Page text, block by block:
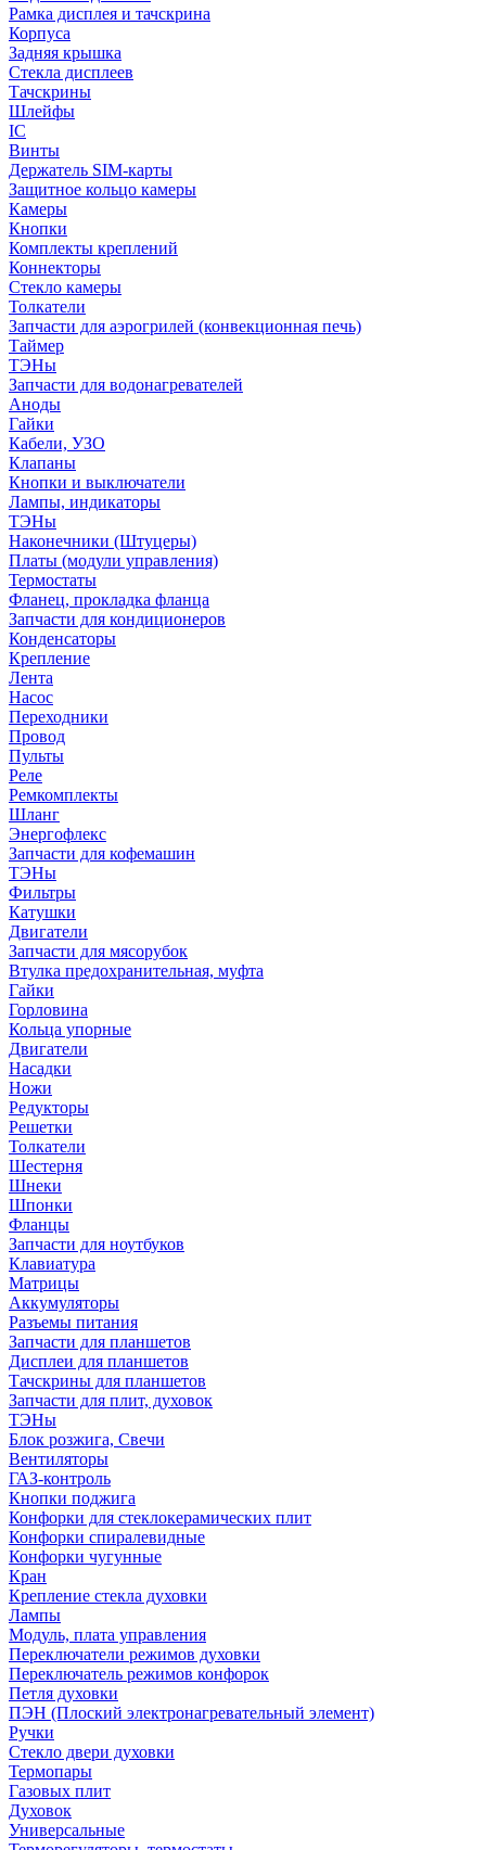
Рамка дисплея и тачскрина
Корпуса
Задняя крышка
Стекла дисплеев
Тачскрины
Шлейфы
IC
Винты
Держатель SIM-карты
Защитное кольцо камеры
Камеры
Кнопки
Комплекты креплений
Коннекторы
Стекло камеры
Толкатели
Запчасти для аэрогрилей (конвекционная печь)
Таймер
ТЭНы
Запчасти для водонагревателей
Аноды
Гайки
Кабели, УЗО
Клапаны
Кнопки и выключатели
Лампы, индикаторы
ТЭНы
Наконечники (Штуцеры)
Платы (модули управления)
Термостаты
Фланец, прокладка фланца
Запчасти для кондиционеров
Конденсаторы
Крепление
Лента
Насос
Переходники
Провод
Пульты
Реле
Ремкомплекты
Шланг
Энергофлекс
Запчасти для кофемашин
ТЭНы
Фильтры
Катушки
Двигатели
Запчасти для мясорубок
Втулка предохранительная, муфта
Гайки
Горловина
Кольца упорные
Двигатели
Насадки
Ножи
Редукторы
Решетки
Толкатели
Шестерня
Шнеки
Шпонки
Фланцы
Запчасти для ноутбуков
Клавиатура
Матрицы
Аккумуляторы
Разъемы питания
Запчасти для планшетов
Дисплеи для планшетов
Тачскрины для планшетов
Запчасти для плит, духовок
ТЭНы
Блок розжига, Свечи
Вентиляторы
ГАЗ-контроль
Кнопки поджига
Конфорки для стеклокерамических плит
Конфорки спиралевидные
Конфорки чугунные
Кран
Крепление стекла духовки
Лампы
Модуль, плата управления
Переключатели режимов духовки
Переключатель режимов конфорок
Петля духовки
ПЭН (Плоский электронагревательный элемент)
Ручки
Стекло двери духовки
Термопары
Газовых плит
Духовок
Универсальные